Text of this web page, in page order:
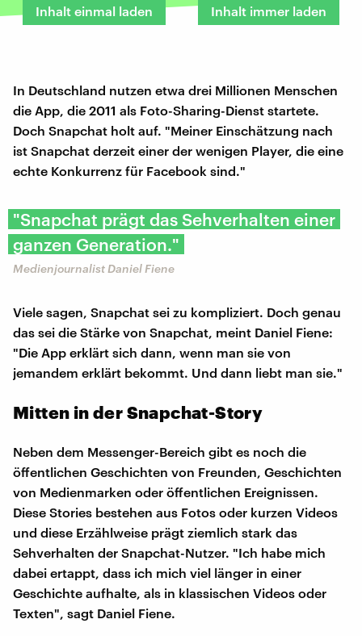
Inhalt einmal laden Inhalt immer laden
In Deutschland nutzen etwa drei Millionen Menschen
die App, die 2011 als Foto-Sharing-Dienst startete.
Doch Snapchat holt auf. "Meiner Einschätzung nach
ist Snapchat derzeit einer der wenigen Player, die eine
echte Konkurrenz für Facebook sind."
"Snapchat prägt das Sehverhalten einer
ganzen Generation."
Medienjournalist Daniel Fiene
Viele sagen, Snapchat sei zu kompliziert. Doch genau
das sei die Stärke von Snapchat, meint Daniel Fiene:
"Die App erklärt sich dann, wenn man sie von
jemandem erklärt bekommt. Und dann liebt man sie."
Mitten in der Snapchat-Story
Neben dem Messenger-Bereich gibt es noch die
öffentlichen Geschichten von Freunden, Geschichten
von Medienmarken oder öffentlichen Ereignissen.
Diese Stories bestehen aus Fotos oder kurzen Videos
und diese Erzählweise prägt ziemlich stark das
Sehverhalten der Snapchat-Nutzer. "Ich habe mich
dabei ertappt, dass ich mich viel länger in einer
Geschichte aufhalte, als in klassischen Videos oder
Texten", sagt Daniel Fiene.